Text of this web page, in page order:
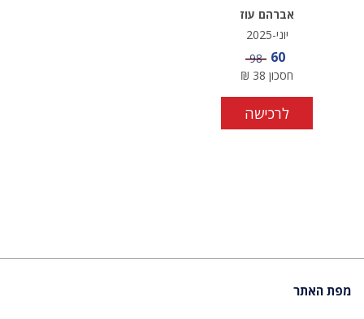
אברהם עוז
יוני-2025
מחיר מבצע
60 מחיר
98
חסכון 38
₪
לרכישה
מפת האתר